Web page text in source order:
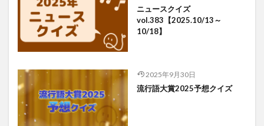
ニュースクイズ
vol.383【2025.10/13～
10/18】
2025年9月30日
流行語大賞2025予想クイズ